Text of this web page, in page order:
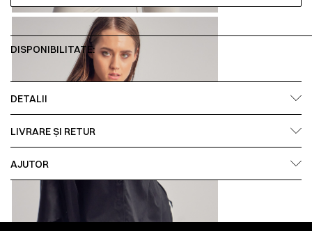
DISPONIBILITATE:
DETALII
LIVRARE ȘI RETUR
AJUTOR